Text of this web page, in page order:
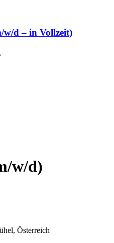
d – in Vollzeit)
w/d)
Österreich